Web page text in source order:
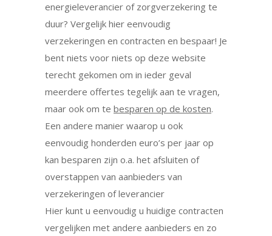
energieleverancier of zorgverzekering te
duur? Vergelijk hier eenvoudig
verzekeringen en contracten en bespaar! Je
bent niets voor niets op deze website
terecht gekomen om in ieder geval
meerdere offertes tegelijk aan te vragen,
maar ook om te besparen op de kosten.
Een andere manier waarop u ook
eenvoudig honderden euro’s per jaar op
kan besparen zijn o.a. het afsluiten of
overstappen van aanbieders van
verzekeringen of leverancier
Hier kunt u eenvoudig u huidige contracten
vergelijken met andere aanbieders en zo